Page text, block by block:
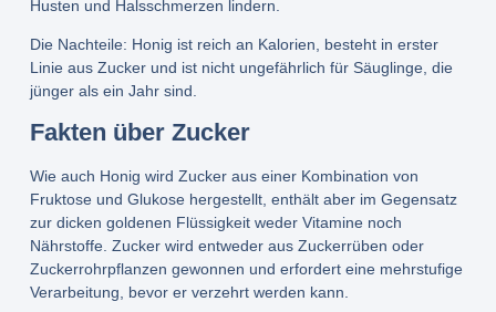
Husten und Halsschmerzen lindern.
Die Nachteile: Honig ist reich an Kalorien, besteht in erster
Linie aus Zucker und ist nicht ungefährlich für Säuglinge, die
jünger als ein Jahr sind.
Fakten über Zucker
Wie auch Honig wird Zucker aus einer Kombination von
Fruktose und Glukose hergestellt, enthält aber im Gegensatz
zur dicken goldenen Flüssigkeit weder Vitamine noch
Nährstoffe. Zucker wird entweder aus Zuckerrüben oder
Zuckerrohrpflanzen gewonnen und erfordert eine mehrstufige
Verarbeitung, bevor er verzehrt werden kann.